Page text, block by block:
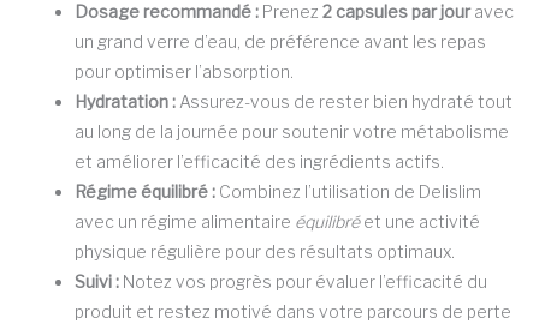
Dosage recommandé : Prenez 2 capsules par jouravec
un grand verre d’eau, de préférence avant les repas
pour optimiser l’absorption.
Hydratation : Assurez-vous de rester bien hydraté tout
au long de la journée pour soutenir votre métabolisme
et améliorer l’efficacité des ingrédients actifs.
Régime équilibré : Combinez l’utilisation de Delislim
avec un régime alimentaire équilibréet une activité
physique régulière pour des résultats optimaux.
Suivi : Notez vos progrès pour évaluer l’efficacité du
produit et restez motivé dans votre parcours de perte